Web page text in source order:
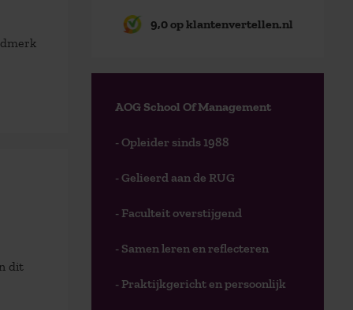
dit
9,0 op klantenvertellen.nl
AOG School Of Management
- Opleider sinds 1988
- Gelieerd aan de RUG
- Faculteit overstijgend
- Samen leren en reflecteren
- Praktijkgericht en persoonlijk